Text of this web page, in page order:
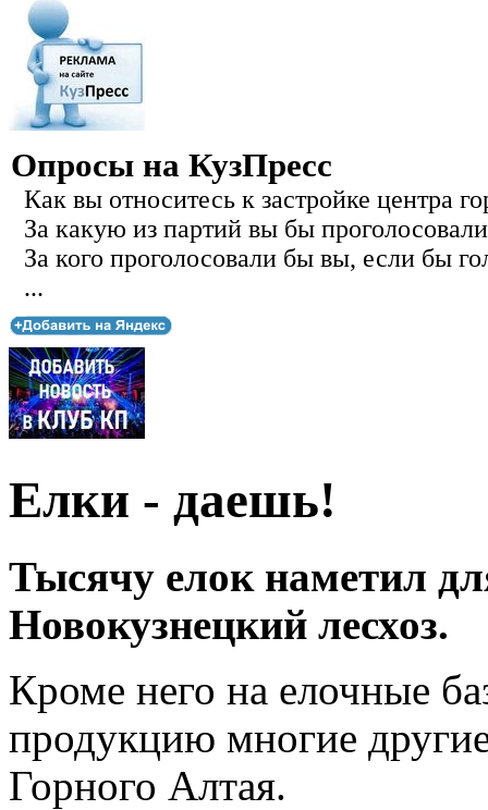
Опросы на КузПресс
Как вы относитесь к застройке центра
За какую из партий вы бы
За кого проголосовали бы вы, если бы
...
Елки - даешь!
Тысячу елок наметил
Новокузнецкий лесхоз.
Кроме него на елочные
продукцию многие
Горного Алтая.